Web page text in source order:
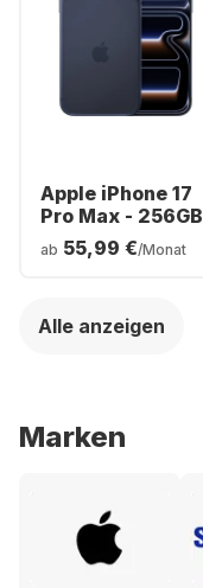
Apple iPhone 17
Pro Max - 256GB
ab 55,99 €/Monat
Alle anzeigen
Marken